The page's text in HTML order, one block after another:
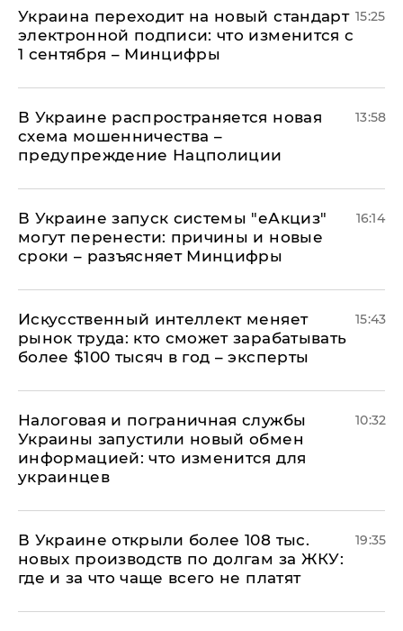
Украина переходит на новый стандарт
электронной подписи: что изменится с
1 сентября – Минцифры
15:25
В Украине распространяется новая
схема мошенничества –
предупреждение Нацполиции
13:58
В Украине запуск системы "еАкциз"
могут перенести: причины и новые
сроки – разъясняет Минцифры
16:14
Искусственный интеллект меняет
рынок труда: кто сможет зарабатывать
более $100 тысяч в год – эксперты
15:43
Налоговая и пограничная службы
Украины запустили новый обмен
информацией: что изменится для
украинцев
10:32
В Украине открыли более 108 тыс.
новых производств по долгам за ЖКУ:
где и за что чаще всего не платят
19:35